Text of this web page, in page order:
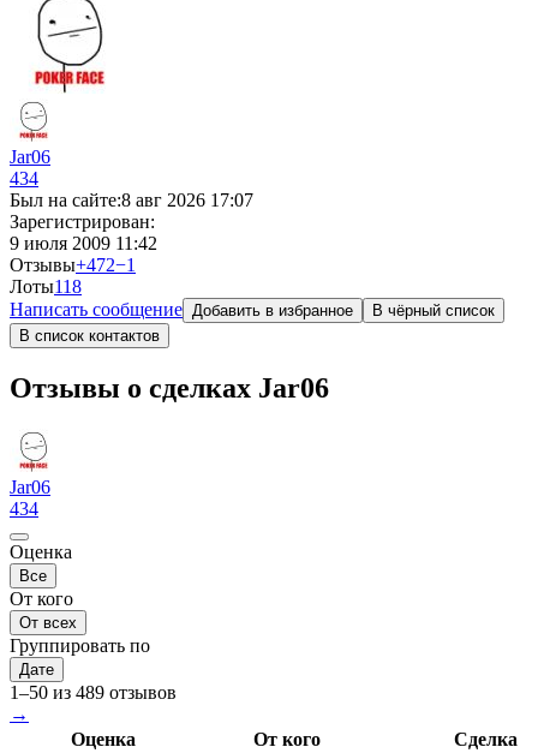
Jar06
434
Был на сайте:8 авг 2026 17:07
Зарегистрирован:
9 июля 2009 11:42
Отзывы+472−1
Лоты118
Написать сообщение Добавить в избранное
В чёрный список
В список контактов
Отзывы о сделках Jar06
Jar06
434
Оценка
Все
От кого
От всех
Группировать по
Дате
1–50 из 489 отзывов
→
Оценка
От кого Сделка